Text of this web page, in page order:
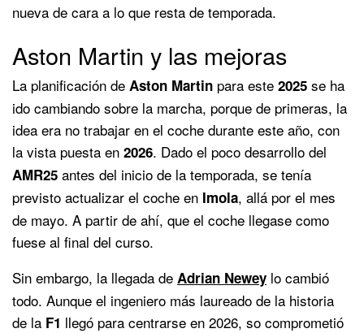
nueva de cara a lo que resta de temporada.
Aston Martin y las mejoras
La planificación de Aston Martin para este 2025 se ha
ido cambiando sobre la marcha, porque de primeras, la
idea era no trabajar en el coche durante este año, con
la vista puesta en 2026. Dado el poco desarrollo del
AMR25 antes del inicio de la temporada, se tenía
previsto actualizar el coche en Imola, allá por el mes
de mayo. A partir de ahí, que el coche llegase como
fuese al final del curso.
Sin embargo, la llegada de Adrian Newey lo cambió
todo. Aunque el ingeniero más laureado de la historia
de la F1 llegó para centrarse en 2026, so comprometió